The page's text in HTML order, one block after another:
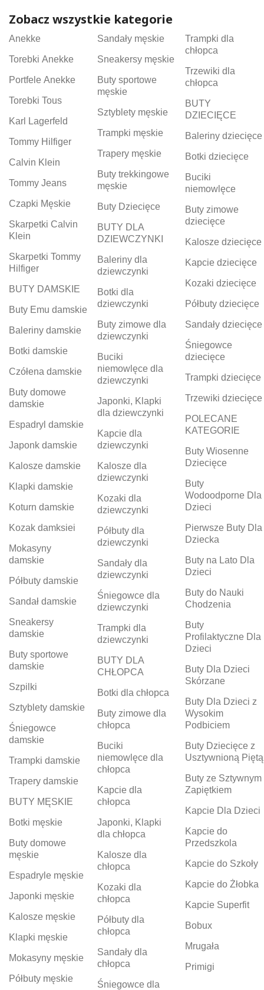
Zobacz wszystkie kategorie
Anekke
Torebki Anekke
Portfele Anekke
Torebki Tous
Karl Lagerfeld
Tommy Hilfiger
Calvin Klein
Tommy Jeans
Czapki Męskie
Skarpetki Calvin
Klein
Skarpetki Tommy
Hilfiger
BUTY DAMSKIE
Buty Emu damskie
Baleriny damskie
Botki damskie
Czółena damskie
Buty domowe
damskie
Espadryl damskie
Japonk damskie
Kalosze damskie
Klapki damskie
Koturn damskie
Kozak damksiei
Mokasyny
damskie
Półbuty damskie
Sandał damskie
Sneakersy
damskie
Buty sportowe
damskie
Szpilki
Sztyblety damskie
Śniegowce
damskie
Trampki damskie
Trapery damskie
BUTY MĘSKIE
Botki męskie
Buty domowe
męskie
Espadryle męskie
Japonki męskie
Kalosze męskie
Klapki męskie
Mokasyny męskie
Półbuty męskie
Sandały męskie
Sneakersy męskie
Buty sportowe
męskie
Sztyblety męskie
Trampki męskie
Trapery męskie
Buty trekkingowe
męskie
Buty Dziecięce
BUTY DLA
DZIEWCZYNKI
Baleriny dla
dziewczynki
Botki dla
dziewczynki
Buty zimowe dla
dziewczynki
Buciki
niemowlęce dla
dziewczynki
Japonki, Klapki
dla dziewczynki
Kapcie dla
dziewczynki
Kalosze dla
dziewczynki
Kozaki dla
dziewczynki
Półbuty dla
dziewczynki
Sandały dla
dziewczynki
Śniegowce dla
dziewczynki
Trampki dla
dziewczynki
BUTY DLA
CHŁOPCA
Botki dla chłopca
Buty zimowe dla
chłopca
Buciki
niemowlęce dla
chłopca
Kapcie dla
chłopca
Japonki, Klapki
dla chłopca
Kalosze dla
chłopca
Kozaki dla
chłopca
Półbuty dla
chłopca
Sandały dla
chłopca
Śniegowce dla
Trampki dla
chłopca
Trzewiki dla
chłopca
BUTY
DZIECIĘCE
Baleriny dziecięce
Botki dziecięce
Buciki
niemowlęce
Buty zimowe
dziecięce
Kalosze dziecięce
Kapcie dziecięce
Kozaki dziecięce
Półbuty dziecięce
Sandały dziecięce
Śniegowce
dziecięce
Trampki dziecięce
Trzewiki dziecięce
POLECANE
KATEGORIE
Buty Wiosenne
Dziecięce
Buty
Wodoodporne Dla
Dzieci
Pierwsze Buty Dla
Dziecka
Buty na Lato Dla
Dzieci
Buty do Nauki
Chodzenia
Buty
Profilaktyczne Dla
Dzieci
Buty Dla Dzieci
Skórzane
Buty Dla Dzieci z
Wysokim
Podbiciem
Buty Dziecięce z
Usztywnioną Piętą
Buty ze Sztywnym
Zapiętkiem
Kapcie Dla Dzieci
Kapcie do
Przedszkola
Kapcie do Szkoły
Kapcie do Żłobka
Kapcie Superfit
Bobux
Mrugała
Primigi